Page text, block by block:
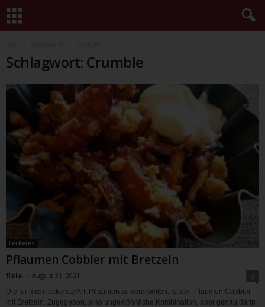
Schlagwort: Crumble
Leckeres
Pflaumen Cobbler mit Bretzeln
fiala - August 31, 2021
Die für mich leckerste Art, Pflaumen zu verarbeiten, ist der Pflaumen Cobbler
mit Bretzeln. Zugegeben, eine ungewöhnliche Kombination, aber genau darin